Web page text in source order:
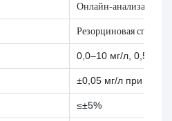
Онлайн-анализатор
Резорциновая
0,0–10 мг/л,
±0,05 мг/л при
≤±5%